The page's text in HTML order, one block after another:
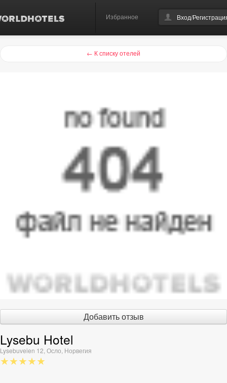
Избранное Вход/
← К списку отелей
Добавить отзыв
Lysebu Hotel
Lysebuveien 12 Осло Норвегия
★★★★★